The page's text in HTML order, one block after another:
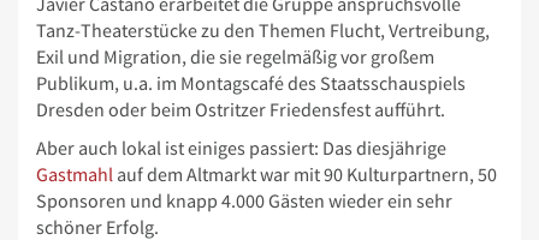
Tanz-Theaterstücke zu den Themen Flucht, Vertreibung,
Exil und Migration, die sie regelmäßig vor großem
Publikum, u.a. im Montagscafé des Staatsschauspiels
Dresden oder beim Ostritzer Friedensfest aufführt.
Aber auch lokal ist einiges passiert: Das diesjährige
Gastmahl auf dem Altmarkt war mit 90 Kulturpartnern, 50
Sponsoren und knapp 4.000 Gästen wieder ein sehr
schöner Erfolg.